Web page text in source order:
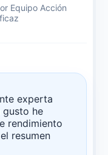
Equipo Acción
experta
gusto he
rendimiento
resumen